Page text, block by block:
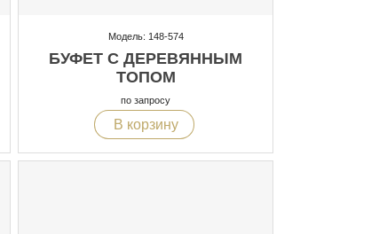
Модель: 148-574
БУФЕТ С ДЕРЕВЯННЫМ
ТОПОМ
по запросу
В корзину